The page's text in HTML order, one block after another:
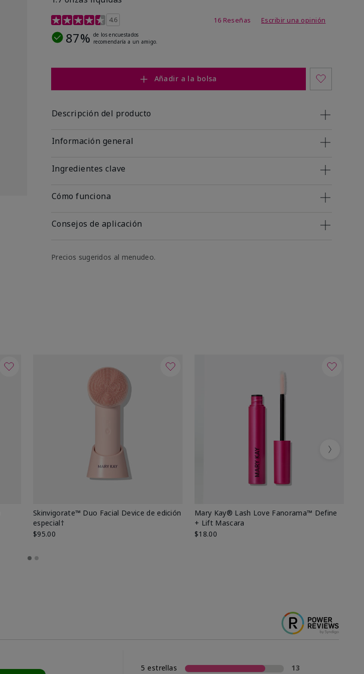
Calificación de clientes de 4,5 de 5
4.6 16 Reseñas Escribir una opinión
87% de los encuestados
recomendaría a un amigo.
Añadir a la bolsa
Descripción del producto
Información general
Ingredientes clave
Cómo funciona
Consejos de aplicación
Precios sugeridos al menudeo.
Skinvigorate™ Duo Facial Device de edición
especial†
$95.00
Mary Kay® Lash Love Fanorama™ Define
+ Lift Mascara
$18.00
Next
5 estrellas
13